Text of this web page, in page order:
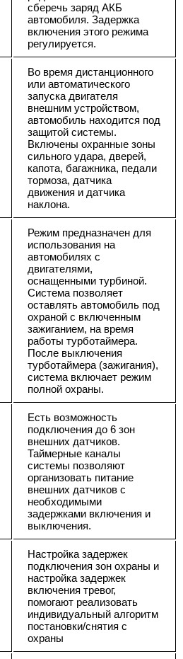
сберечь заряд АКБ
автомобиля. Задержка
включения этого режима
регулируется.
Во время дистанционного
или автоматического
запуска двигателя
внешним устройством,
автомобиль находится под
защитой системы.
Включены охранные зоны
сильного удара, дверей,
капота, багажника, педали
тормоза, датчика
движения и датчика
наклона.
Режим предназначен для
использования на
автомобилях с
двигателями,
оснащенными турбиной.
Система позволяет
оставлять автомобиль под
охраной с включенным
зажиганием, на время
работы турботаймера.
После выключения
турботаймера (зажигания),
система включает режим
полной охраны.
Есть возможность
подключения до 6 зон
внешних датчиков.
Таймерные каналы
системы позволяют
организовать питание
внешних датчиков с
необходимыми
задержками включения и
выключения.
Настройка задержек
подключения зон охраны и
настройка задержек
включения тревог,
помогают реализовать
индивидуальный алгоритм
постановки/снятия с
охраны